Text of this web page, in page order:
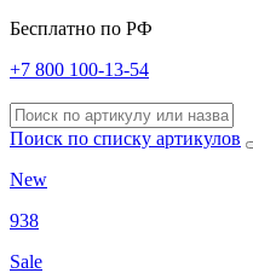
Бесплатно по РФ
+7 800 100-13-54
Поиск по списку артикулов
New
938
Sale